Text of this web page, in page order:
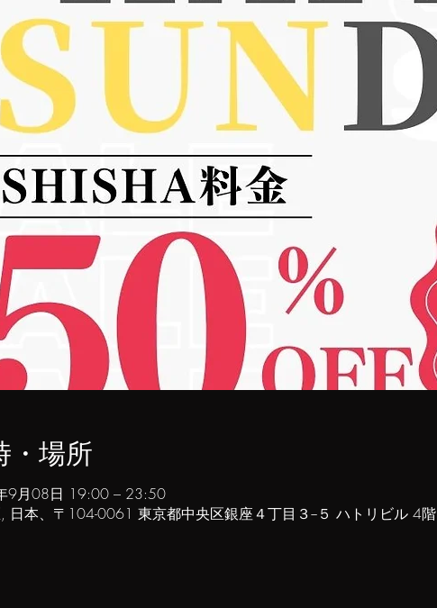
・場所
9月08日 19:00 – 23:50
日本、〒104-0061 東京都中央区銀座４丁目３−５ ハトリビル 4階